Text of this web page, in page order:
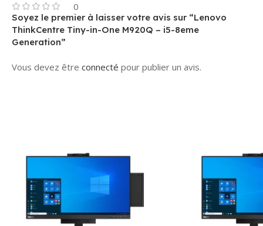
0
Soyez le premier à laisser votre avis sur “Lenovo
ThinkCentre Tiny-in-One M920Q – i5-8eme
Generation”
Vous devez être connecté pour publier un avis.